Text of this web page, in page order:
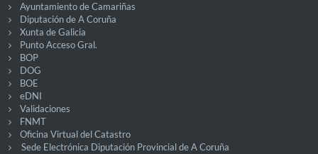
Ayuntamiento de Camariñas
Diputación de A Coruña
Xunta de Galicia
Punto Acceso Gral.
BOP
DOG
BOE
eDNI
Validaciones
FNMT
Oficina Virtual del Catastro
Sede Electrónica Diputación Provincial de A Coruña